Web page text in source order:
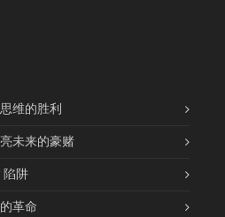
维的胜利
未来的豪赌
陷阱
革命